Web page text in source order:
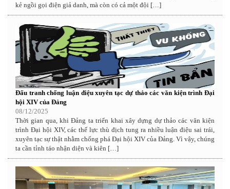
kẻ ngồi gọi điện giả danh, mà còn có cả một đội […]
Đấu tranh chống luận điệu xuyên tạc dự thảo các văn kiện trình Đại
hội XIV của Đảng
08/12/2025
Thời gian qua, khi Đảng ta triển khai xây dựng dự thảo các văn kiện
trình Đại hội XIV, các thế lực thù địch tung ra nhiều luận điệu sai trái,
xuyên tạc sự thật nhằm chống phá Đại hội XIV của Đảng. Vì vậy, chúng
ta cần tỉnh táo nhận diện và kiên […]